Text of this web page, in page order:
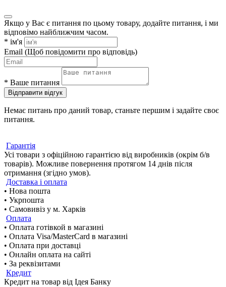
Якщо у Вас є питання по цьому товару, додайте питання, і ми
відповімо найближчим часом.
* ім'я
Email (Щоб повідомити про відповідь)
* Ваше питання
Відправити відгук
Немає питань про даний товар, станьте першим і задайте своє
питання.
Гарантія
Усі товари з офіційною гарантією від виробників (окрім б/в
товарів). Можливе повернення протягом 14 днів після
отримання (згідно умов).
Доставка і оплата
• Нова пошта
• Укрпошта
• Самовивіз у м. Харків
Оплата
• Оплата готівкой в магазині
• Оплата Visa/MasterCard в магазині
• Оплата при доставці
• Онлайн оплата на сайті
• За реквізитами
Кредит
Кредит на товар від Ідея Банку